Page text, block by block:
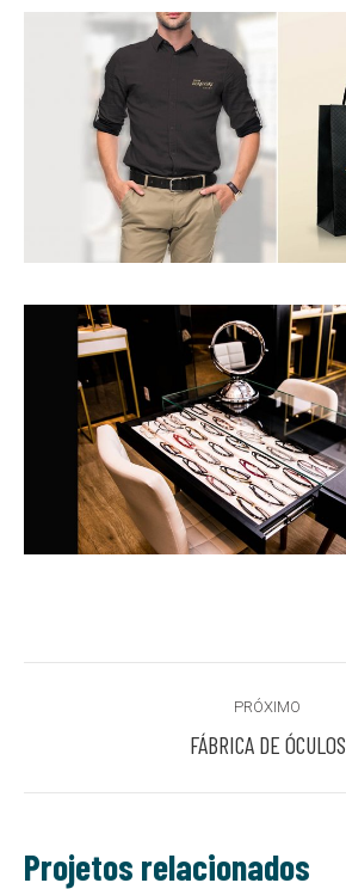
navigation
PRÓXIMO
Next
FÁBRICA DE ÓCULOS
Projetos relacionados